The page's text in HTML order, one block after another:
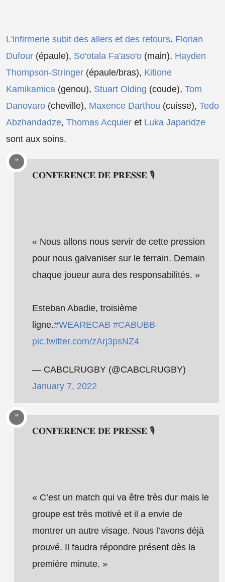
L'infirmerie subit des allers et des retours. Florian
Dufour (épaule), So'otala Fa'aso'o (main), Hayden
Thompson-Stringer (épaule/bras), Kitione
Kamikamica (genou), Stuart Olding (coude), Tom
Danovaro (cheville), Maxence Darthou (cuisse), Tedo
Abzhandadze, Thomas Acquier et Luka Japaridze
sont aux soins.
𝐂𝐎𝐍𝐅𝐄𝐑𝐄𝐍𝐂𝐄 𝐃𝐄 𝐏𝐑𝐄𝐒𝐒𝐄 🎙
« Nous allons nous servir de cette pression
pour nous galvaniser sur le terrain. Demain
chaque joueur aura des responsabilités. »
Esteban Abadie, troisième
ligne.#WEARECAB #CABUBB
pic.twitter.com/zArj3psNZ4
— CABCLRUGBY (@CABCLRUGBY)
January 7, 2022
𝐂𝐎𝐍𝐅𝐄𝐑𝐄𝐍𝐂𝐄 𝐃𝐄 𝐏𝐑𝐄𝐒𝐒𝐄 🎙
« C’est un match qui va être très dur mais le
groupe est très motivé et il a envie de
montrer un autre visage. Nous l’avons déjà
prouvé. Il faudra répondre présent dès la
première minute. »